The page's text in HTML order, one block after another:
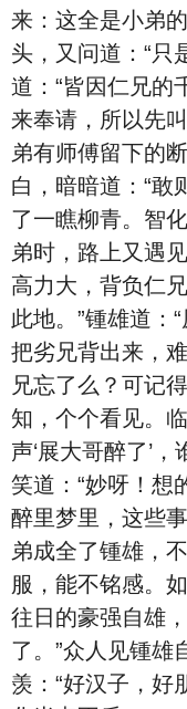
来：这全是小弟
头，又问道：“只
道：“皆因仁兄的
来奉请，所以先
弟有师傅留下的
白，暗暗道：“敢
了一瞧柳青。智
弟时，路上又遇
高力大，背负仁
此地。”锺雄道：
把劣兄背出来，
兄忘了么？可记
知，个个看见。
声‘展大哥醉了’
笑道：“妙呀！想
醉里梦里，这些
弟成全了锺雄，
服，能不铭感。
往日的豪强自雄
了。”众人见锺雄
羡：“好汉子，好